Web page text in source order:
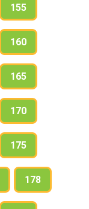
155
160
165
170
175
178